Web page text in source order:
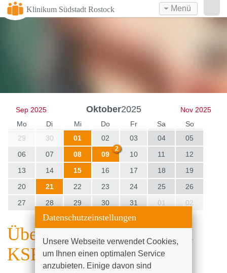
Klinikum Südstadt Rostock Menü
Sep 2025 Oktober2025
Nov 2025
Mo
Di Mi Do Fr Sa
So
29
30 01 02 03 04
05
06
07 08
2
09 10 11
12
13
14 15 16 17 18
19
20
21 22 23 24 25
26
27
28 29 30 31 01 02
Übersicht der Studien am
KSR, Studienangebote
Datenschutzeinstellungen
Unsere Webseite verwendet Cookies,
um Ihnen einen optimalen Service
anzubieten. Einige davon sind